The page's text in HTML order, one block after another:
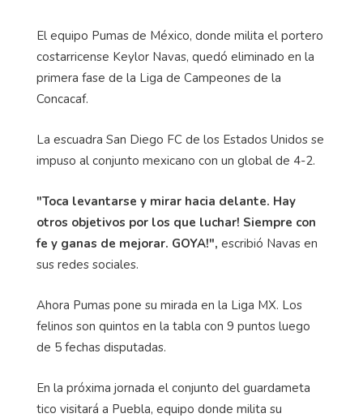
El equipo Pumas de México, donde milita el portero
costarricense Keylor Navas, quedó eliminado en la
primera fase de la Liga de Campeones de la
Concacaf.
La escuadra San Diego FC de los Estados Unidos se
impuso al conjunto mexicano con un global de 4-2.
"Toca levantarse y mirar hacia delante. Hay
otros objetivos por los que luchar! Siempre con
fe y ganas de mejorar. GOYA!", escribió Navas en
sus redes sociales.
Ahora Pumas pone su mirada en la Liga MX. Los
felinos son quintos en la tabla con 9 puntos luego
de 5 fechas disputadas.
En la próxima jornada el conjunto del guardameta
tico visitará a Puebla, equipo donde milita su